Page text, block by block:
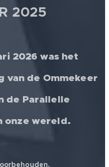
2025 💫
2026 was het
van de Ommekeer
de Parallelle
onze wereld.